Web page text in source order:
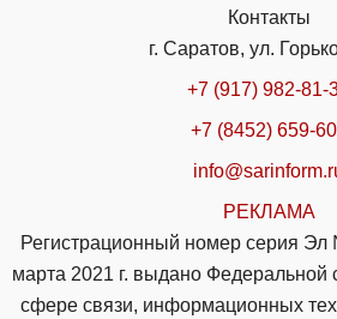
Контакты
г. Саратов, ул.
+7 (917) 982-81-
+7 (8452) 659-
РЕКЛАМА
Регистрационный номер серия
марта 2021 г. выдано Федеральной
сфере связи, информационных